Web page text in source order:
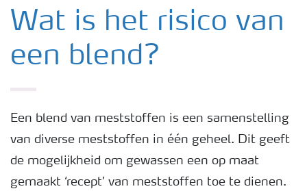
Nieuwsbrieven
Gewassen
Toolbox
Grow the future
Wat is het risico van
een blend?
Een blend van meststoffen is een samenstelling
van diverse meststoffen in één geheel. Dit geeft
de mogelijkheid om gewassen een op maat
gemaakt ‘recept’ van meststoffen toe te dienen.